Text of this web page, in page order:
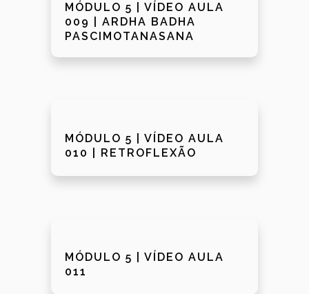
MÓDULO 5 | VÍDEO AULA
009 | ARDHA BADHA
PASCIMOTANASANA
MÓDULO 5 | VÍDEO AULA
010 | RETROFLEXÃO
MÓDULO 5 | VÍDEO AULA
011